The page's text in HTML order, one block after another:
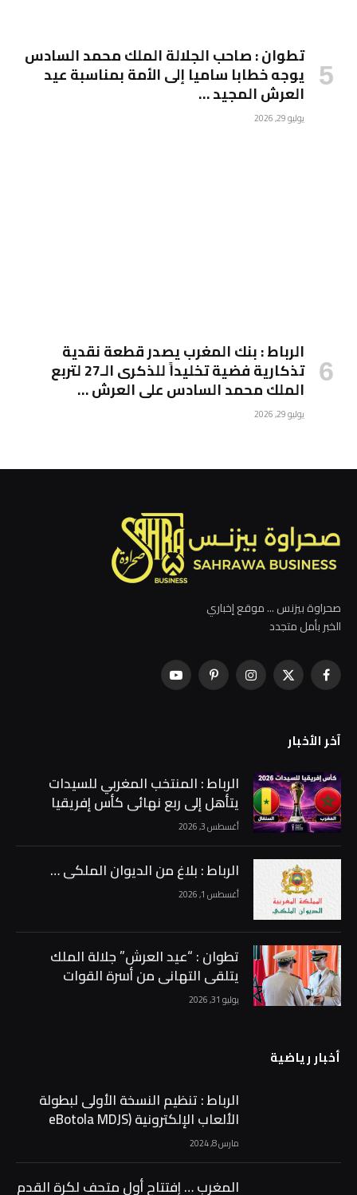
تطوان : صاحب الجلالة الملك محمد السادس
يوجه خطابا ساميا إلى الأمة بمناسبة عيد
العرش المجيد …
يوليو 29, 2026
الرباط : بنك المغرب يصدر قطعة نقدية
تذكارية فضية تخليداً للذكرى الـ27 لتربع
الملك محمد السادس على العرش …
يوليو 29, 2026
صحراوة بيزنس ... موقع إخباري
الخبر بأمل متجدد
فيسبوكX
الانستغرامبينتيريستيوتيوب
آخر الأخبار
الرباط : المنتخب المغربي للسيدات
يتأهل إلى ربع نهائي كأس إفريقيا
متصدراً مجموعته …
أغسطس 3, 2026
الرباط : بلاغ من الديوان الملكي …
أغسطس 1, 2026
تطوان : “عيد العرش” جلالة الملك
يتلقى التهاني من أسرة القوات
المسلحة الملكية …
يوليو 31, 2026
أخبار رياضية
الرباط : تنظيم النسخة الأولى لبطولة
الألعاب الإلكترونية (eBotola MDJS
eSport 2024) …
مارس 8, 2024
المغرب … إفتتاح أول متحف لكرة القدم